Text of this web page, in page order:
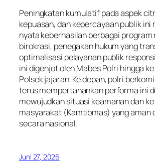
Peningkatan kumulatif pada aspek
kepuasan, dan kepercayaan publik ini
nyata keberhasilan berbagai
birokrasi, penegakan hukum yang
optimalisasi pelayanan publik
ini digenjot oleh Mabes Polri hingga
Polsek jajaran. Ke depan, polri
terus mempertahankan performa ini
mewujudkan situasi keamanan dan
masyarakat (Kamtibmas) yang aman
secara nasional.
Juni 27, 2026